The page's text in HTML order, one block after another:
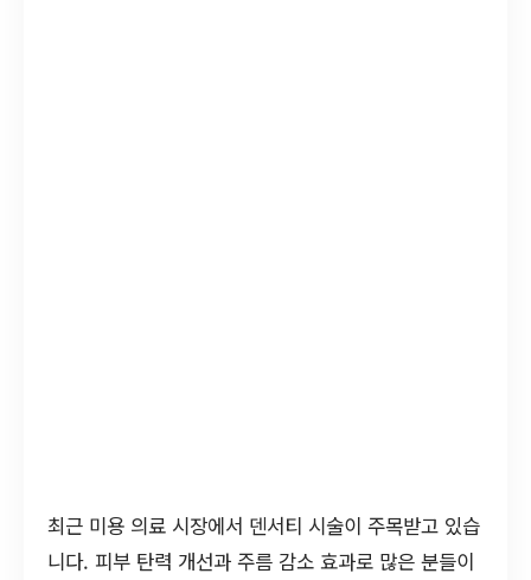
최근 미용 의료 시장에서 덴서티 시술이 주목받고 있습
니다. 피부 탄력 개선과 주름 감소 효과로 많은 분들이